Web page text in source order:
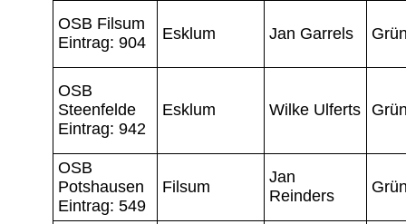
OSB Filsum
Eintrag: 904
Esklum Jan Garrels
OSB
Steenfelde
Eintrag: 942
Esklum Wilke Ulferts
OSB
Potshausen
Eintrag: 549
Filsum
Jan
Reinders